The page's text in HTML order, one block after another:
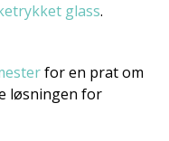
glass.
for en prat om
løsningen for